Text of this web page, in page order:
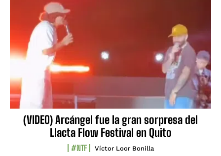
(VIDEO) Arcángel fue la gran sorpresa del
Llacta Flow Festival en Quito
#NTF Víctor Loor Bonilla